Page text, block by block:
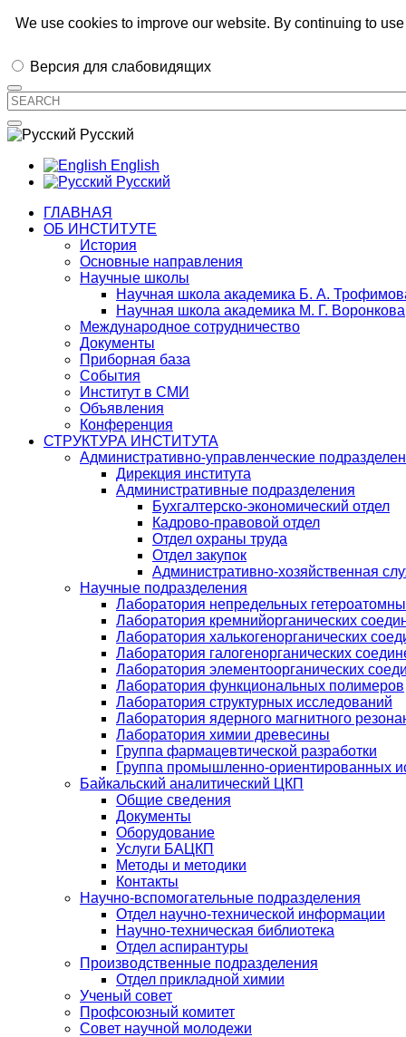
Иркутский институт химии им.
Версия для слабовидящих
Русский
English
Русский
ГЛАВНАЯ
ОБ ИНСТИТУТЕ
История
Основные направления
Научные школы
Научная школа академика Б. А.
Научная школа академика М. Г. Воронкова
Международное сотрудничество
Документы
Приборная база
События
Институт в СМИ
Объявления
Конференция
СТРУКТУРА ИНСТИТУТА
Административно-управленческие
Дирекция института
Административные подразделения
Бухгалтерско-экономический отдел
Кадрово-правовой отдел
Отдел охраны труда
Отдел закупок
Административно-хозяйственная
Научные подразделения
Лаборатория непредельных
Лаборатория кремнийорганических
Лаборатория халькогенорганических
Лаборатория галогенорганических
Лаборатория элементоорганических
Лаборатория функциональных полимеров
Лаборатория структурных исследований
Лаборатория ядерного магнитного
Лаборатория химии древесины
Группа фармацевтической разработки
Группа промышленно-ориентированных
Байкальский аналитический ЦКП
Общие сведения
Документы
Оборудование
Услуги БАЦКП
Методы и методики
Контакты
Научно-вспомогательные подразделения
Отдел научно-технической информации
Научно-техническая библиотека
Отдел аспирантуры
Производственные подразделения
Отдел прикладной химии
Ученый совет
Профсоюзный комитет
Совет научной молодежи
We use cookies to improve our website. By continuing to